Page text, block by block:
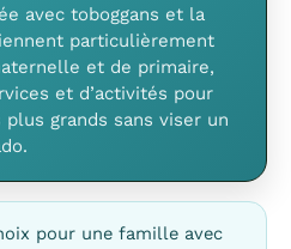
avec toboggans et la
particulièrement
et de primaire,
et d’activités pour
grands sans viser un
pour une famille avec